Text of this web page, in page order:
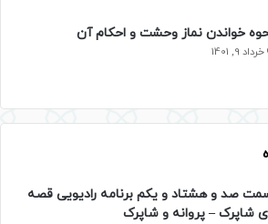
خواندن نماز وحشت و احکام آن
خرداد 9, 1401
صد و هشتاد و یکم برنامه رادیویی قصه
شاپرک – پروانه و شاپرک